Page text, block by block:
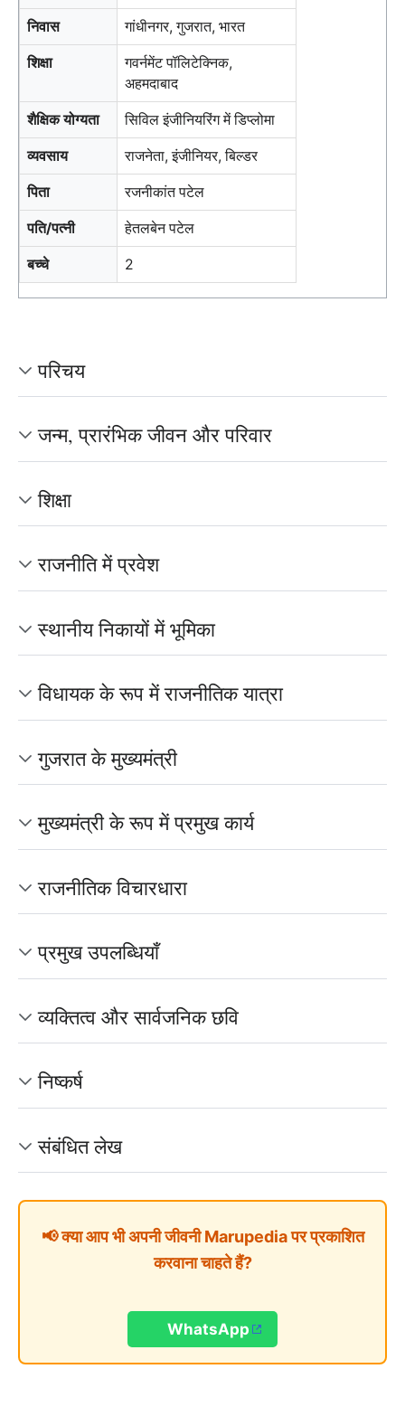
निवास गांधीनगर, गुजरात, भारत
शिक्षा
गवर्नमेंट पॉलिटेक्निक,
अहमदाबाद
शैक्षिक योग्यता सिविल इंजीनियरिंग में डिप्लोमा
व्यवसाय राजनेता, इंजीनियर, बिल्डर
पिता रजनीकांत पटेल
पति/पत्नी हेतलबेन पटेल
बच्चे 2
परिचय
जन्म, प्रारंभिक जीवन और परिवार
शिक्षा
राजनीति में प्रवेश
स्थानीय निकायों में भूमिका
विधायक के रूप में राजनीतिक यात्रा
गुजरात के मुख्यमंत्री
मुख्यमंत्री के रूप में प्रमुख कार्य
राजनीतिक विचारधारा
प्रमुख उपलब्धियाँ
व्यक्तित्व और सार्वजनिक छवि
निष्कर्ष
संबंधित लेख
📢 क्या आप भी अपनी जीवनी Marupedia पर प्रकाशित
करवाना चाहते हैं?
WhatsApp